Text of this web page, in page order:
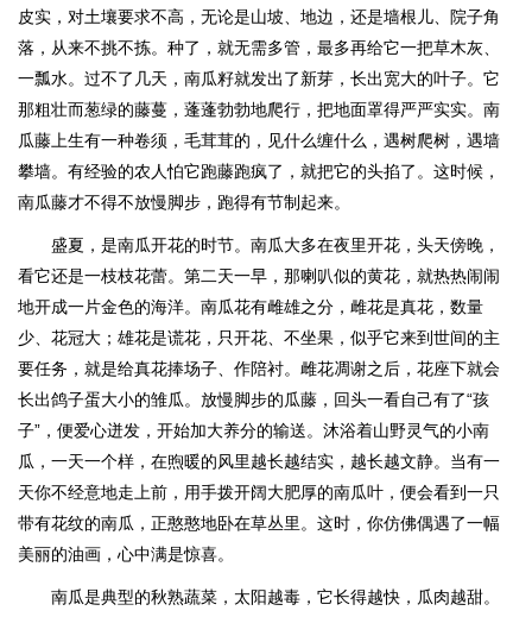
皮实，对土壤要求不高，无论是山坡、地边，还是墙根儿、院子角
落，从来不挑不拣。种了，就无需多管，最多再给它一把草木灰、
一瓢水。过不了几天，南瓜籽就发出了新芽，长出宽大的叶子。它
那粗壮而葱绿的藤蔓，蓬蓬勃勃地爬行，把地面罩得严严实实。南
瓜藤上生有一种卷须，毛茸茸的，见什么缠什么，遇树爬树，遇墙
攀墙。有经验的农人怕它跑藤跑疯了，就把它的头掐了。这时候，
南瓜藤才不得不放慢脚步，跑得有节制起来。
盛夏，是南瓜开花的时节。南瓜大多在夜里开花，头天傍晚，
看它还是一枝枝花蕾。第二天一早，那喇叭似的黄花，就热热闹闹
地开成一片金色的海洋。南瓜花有雌雄之分，雌花是真花，数量
少、花冠大；雄花是谎花，只开花、不坐果，似乎它来到世间的主
要任务，就是给真花捧场子、作陪衬。雌花凋谢之后，花座下就会
长出鸽子蛋大小的雏瓜。放慢脚步的瓜藤，回头一看自己有了“孩
子”，便爱心迸发，开始加大养分的输送。沐浴着山野灵气的小南
瓜，一天一个样，在煦暖的风里越长越结实，越长越文静。当有一
天你不经意地走上前，用手拨开阔大肥厚的南瓜叶，便会看到一只
带有花纹的南瓜，正憨憨地卧在草丛里。这时，你仿佛偶遇了一幅
美丽的油画，心中满是惊喜。
南瓜是典型的秋熟蔬菜，太阳越毒，它长得越快，瓜肉越甜。